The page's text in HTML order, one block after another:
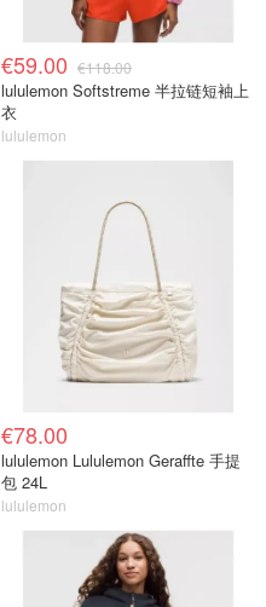
€59.00 €118.00
lululemon Softstreme 半拉链短袖上
衣
lululemon
€78.00
lululemon Lululemon Geraffte 手提
包 24L
lululemon